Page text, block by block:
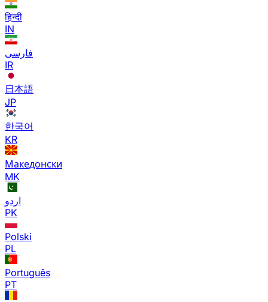
हिन्दी
IN
فارسی
IR
日本語
JP
한국어
KR
Македонски
MK
اردو
PK
Polski
PL
Português
PT